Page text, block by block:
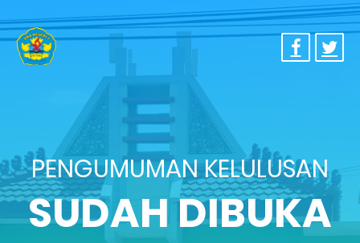
PENGUMUMAN KELULUSAN
SUDAH DIBUKA